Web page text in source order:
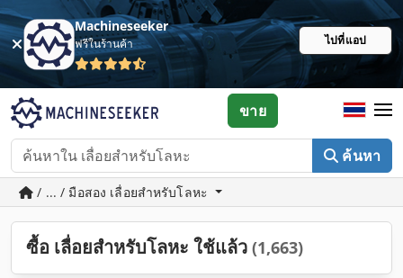
Machineseeker
ฟรีในร้านค้า ไปที่แอป
ค้นหา
ขาย
/ ... / มือสอง เลื่อยสำหรับโลหะ
ซื้อ เลื่อยสำหรับโลหะ ใช้แล้ว (1,663)